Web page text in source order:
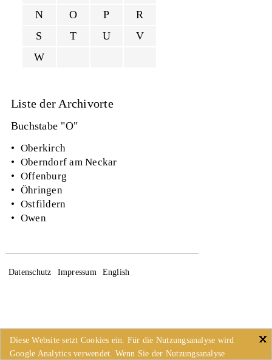
N
O P
R
S
T U
V
W
Liste der Archivorte
Buchstabe "O"
• Oberkirch
• Oberndorf am Neckar
• Offenburg
• Öhringen
• Ostfildern
• Owen
Datenschutz Impressum English
Diese Website setzt Cookies ein. Für die Nutzungsanalyse wird
Google Analytics verwendet. Wenn Sie der Nutzungsanalyse